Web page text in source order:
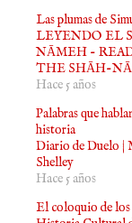
Las plumas de
LEYENDO EL
NĀMEH -
THE SHĀH-
Hace 5 años
Palabras que
historia
Diario de Duelo |
Shelley
Hace 5 años
El coloquio de los